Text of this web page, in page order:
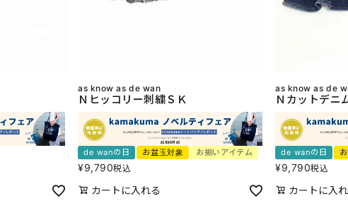
as know as de wan
Ｎヒッコリー刺繍ＳＫ
de wanの日 お盆玉対象 お揃いアイテム
¥9,790税込
カートに入れる
as know as de
Ｎカットデニ
de wanの日
¥9,790税込
カートに入